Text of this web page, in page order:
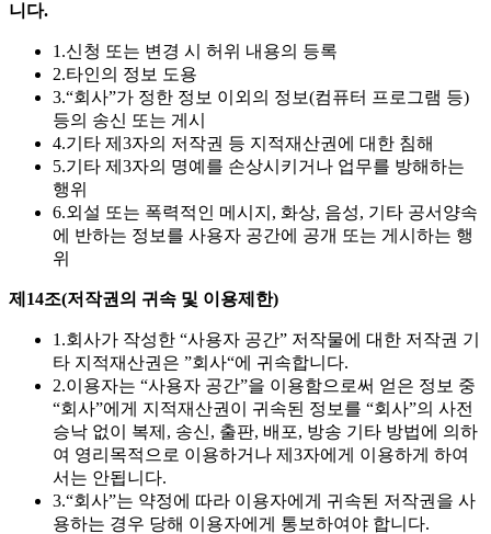
니다.
1.신청 또는 변경 시 허위 내용의 등록
2.타인의 정보 도용
3.“회사”가 정한 정보 이외의 정보(컴퓨터 프로그램 등)
등의 송신 또는 게시
4.기타 제3자의 저작권 등 지적재산권에 대한 침해
5.기타 제3자의 명예를 손상시키거나 업무를 방해하는
행위
6.외설 또는 폭력적인 메시지, 화상, 음성, 기타 공서양속
에 반하는 정보를 사용자 공간에 공개 또는 게시하는 행
위
제14조(저작권의 귀속 및 이용제한)
1.회사가 작성한 “사용자 공간” 저작물에 대한 저작권 기
타 지적재산권은 ”회사“에 귀속합니다.
2.이용자는 “사용자 공간”을 이용함으로써 얻은 정보 중
“회사”에게 지적재산권이 귀속된 정보를 “회사”의 사전
승낙 없이 복제, 송신, 출판, 배포, 방송 기타 방법에 의하
여 영리목적으로 이용하거나 제3자에게 이용하게 하여
서는 안됩니다.
3.“회사”는 약정에 따라 이용자에게 귀속된 저작권을 사
용하는 경우 당해 이용자에게 통보하여야 합니다.